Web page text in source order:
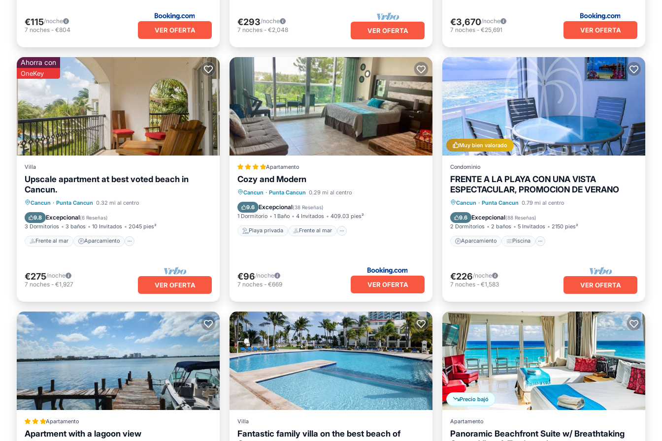
€115/noche
7 noches - €804 VER OFERTA
€293/noche
7 noches - €2,048 VER OFERTA
€3,670/noche
7 noches - €25,691 VER OFERTA
Ahorra con
OneKey
Villa
Upscale apartment at best voted beach in
Cancun.
Cancun · Punta Cancun 0.32 mi al centro
9.8 Excepcional(6 Reseñas)
3 Dormitorios 3 baños 10 Invitados 2045 pies²
Frente al mar Aparcamiento
Frente al mar Aparcamiento
Vista al mar
€275/noche
7 noches - €1,927 VER OFERTA
Apartamento
Cozy and Modern
Cancun · Punta Cancun 0.29 mi al centro
9.6 Excepcional(38 Reseñas)
1 Dormitorio 1 Baño 4 Invitados 409.03 pies²
Playa privada Frente al mar
Playa privada
Frente al mar
Aparcamiento
€96/noche
7 noches - €669 VER OFERTA
Muy bien valorado
Condominio
FRENTE A LA PLAYA CON UNA VISTA
ESPECTACULAR, PROMOCION DE VERANO
Cancun · Punta Cancun 0.79 mi al centro
9.6 Excepcional(88 Reseñas)
2 Dormitorios 2 baños 5 Invitados 2150 pies²
Aparcamiento Piscina
Aparcamiento Piscina
Balcón/Terraza
€226/noche
7 noches - €1,583 VER OFERTA
Apartamento
Apartment with a lagoon view
Villa
Fantastic family villa on the best beach of
Precio bajó
Apartamento
Panoramic Beachfront Suite w/ Breathtaking